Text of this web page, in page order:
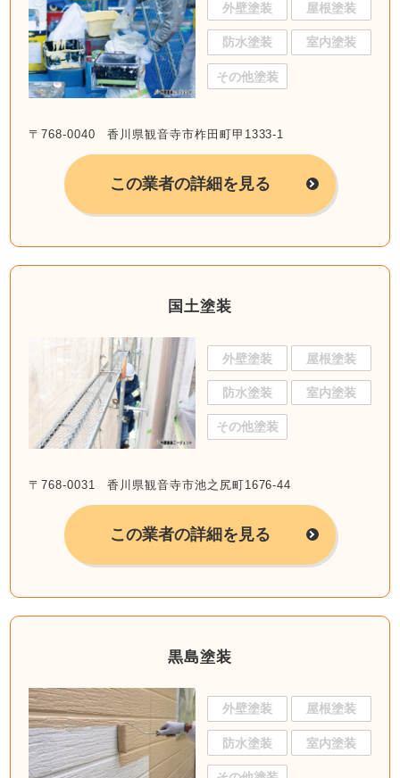
外壁塗装 屋根塗装
防水塗装 室内塗装
その他塗装
〒768-0040 香川県観音寺市柞田町甲1333-1
この業者の詳細を見る
国土塗装
外壁塗装 屋根塗装
防水塗装 室内塗装
その他塗装
〒768-0031 香川県観音寺市池之尻町1676-44
この業者の詳細を見る
黒島塗装
外壁塗装 屋根塗装
防水塗装 室内塗装